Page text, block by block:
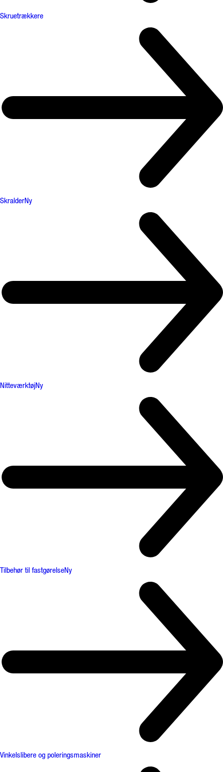
Skruetrækkere
SkralderNy
NitteværktøjNy
Tilbehør til fastgørelseNy
Vinkelslibere og poleringsmaskiner